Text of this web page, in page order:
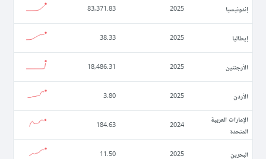
إندونيسيا 2025
83,371.83
إيطاليا 2025
38.33
الأرجنتين 2025
18,486.31
الأردن 2025
3.80
الإمارات العربية
المتحدة
2024
184.63
البحرين 2025
11.50